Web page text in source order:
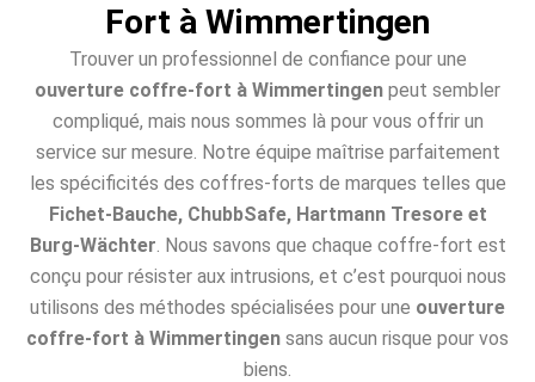
Fort à Wimmertingen
Trouver un professionnel de confiance pour une
ouverture coffre-fort à Wimmertingen peut sembler
compliqué, mais nous sommes là pour vous offrir un
service sur mesure. Notre équipe maîtrise parfaitement
les spécificités des coffres-forts de marques telles que
Fichet-Bauche, ChubbSafe, Hartmann Tresore et
Burg-Wächter . Nous savons que chaque coffre-fort est
conçu pour résister aux intrusions, et c’est pourquoi nous
utilisons des méthodes spécialisées pour une ouverture
coffre-fort à Wimmertingen sans aucun risque pour vos
biens.